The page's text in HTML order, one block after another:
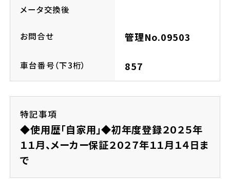
メータ交換後
お問合せ 管理No.09503
車台番号（下3桁） 857
特記事項
◆使用歴「自家用」◆初年度登録２０２５年
１１月、メーカー保証２０２７年１１月１４日ま
で
ホンダドリーム 東浦和
ホンダドリーム 草加
ホンダドリーム 新座
茨城県
ホンダドリーム 水戸北